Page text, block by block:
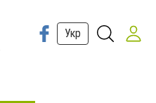
Укр